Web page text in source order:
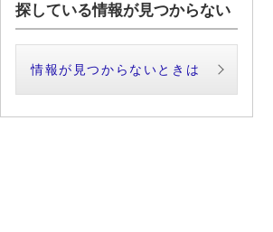
探している情報が見つからない
情報が見つからないときは